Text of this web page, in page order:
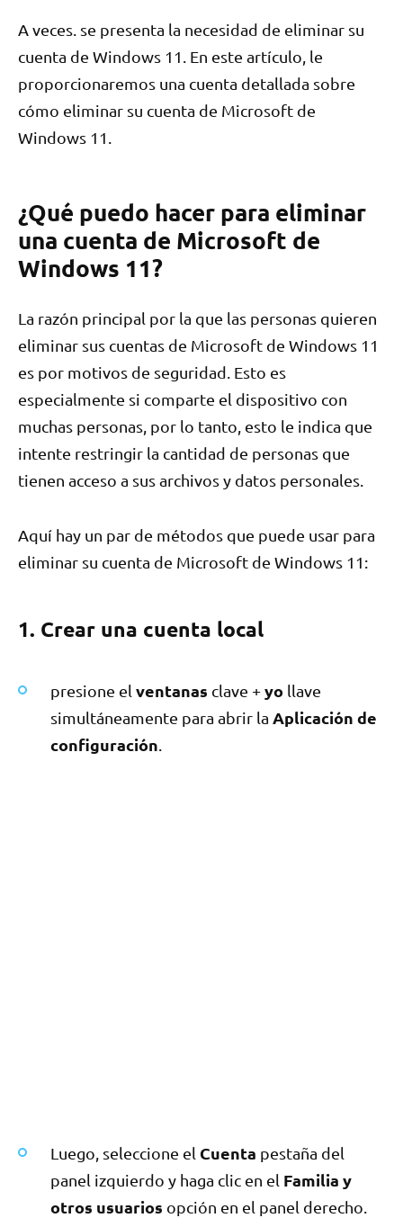
A veces. se presenta la necesidad de eliminar su
cuenta de Windows 11. En este artículo, le
proporcionaremos una cuenta detallada sobre
cómo eliminar su cuenta de Microsoft de
Windows 11.
¿Qué puedo hacer para eliminar
una cuenta de Microsoft de
Windows 11?
La razón principal por la que las personas quieren
eliminar sus cuentas de Microsoft de Windows 11
es por motivos de seguridad. Esto es
especialmente si comparte el dispositivo con
muchas personas, por lo tanto, esto le indica que
intente restringir la cantidad de personas que
tienen acceso a sus archivos y datos personales.
Aquí hay un par de métodos que puede usar para
eliminar su cuenta de Microsoft de Windows 11:
1. Crear una cuenta local
presione el ventanas clave +yo llave
simultáneamente para abrir la Aplicación de
configuración.
Luego, seleccione el Cuenta pestaña del
panel izquierdo y haga clic en el Familia y
otros usuarios opción en el panel derecho.